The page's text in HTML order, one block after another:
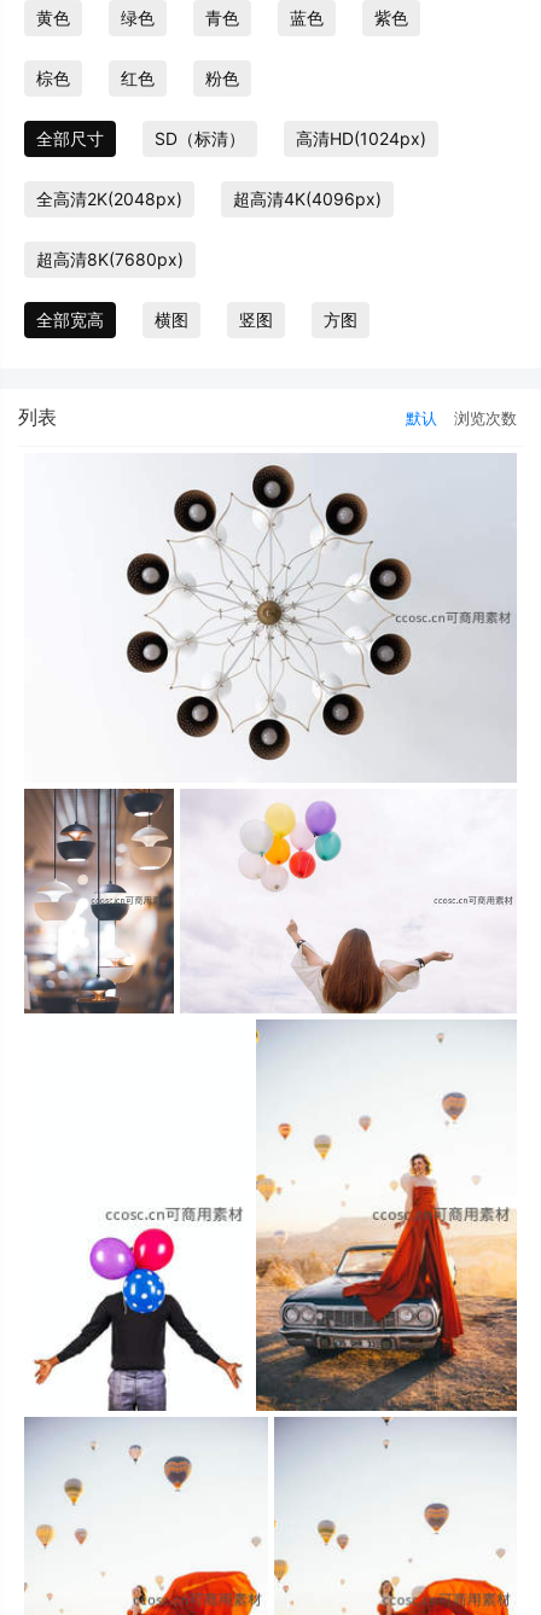
黄色 绿色 青色 蓝色 紫色
棕色 红色 粉色
全部尺寸 SD（标清） 高清HD(1024px)
全高清2K(2048px) 超高清4K(4096px)
超高清8K(7680px)
全部宽高 横图 竖图 方图
列表 默认 浏览次数